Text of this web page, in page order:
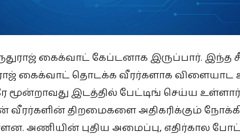
ருதுராஜ் கைக்வாட் கேப்டனாக இருப்பார். இந்த
கைக்வாட் தொடக்க வீரர்களாக
மூன்றாவது இடத்தில் பேட்டிங் செய்ய
திறமைகளை அதிகரிக்கும்
அணியின் புதிய அமைப்பு, எதிர்கால